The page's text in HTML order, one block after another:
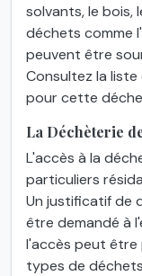
solvants, le bois,
déchets comme
peuvent être
Consultez la
pour cette
La Déchèterie
L'accès à la
particuliers
Un justificatif de
être demandé à
l'accès peut être
types de